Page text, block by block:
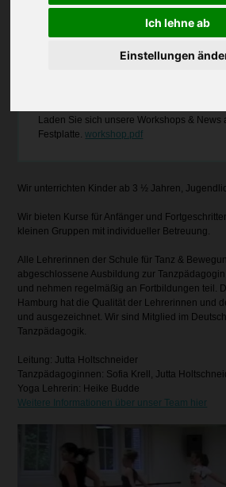
Ich lehne ab
Einstellungen
Rellingen Süd angekommen. Gegründet 1975
die Schule seit 1996 von der Tanzpädagogin
Unser Ballettsaal ist lichtdurchflutete 90 qm
und einem professionellen Harlequin
Laden Sie sich unsere Workshops & News
Festplatte.workshop.pdf
Wir unterrichten Kinder ab 3 ½ Jahren,
Wir bieten Kurse für Anfänger und
kleinen Gruppen mit individueller Betreuung.
Alle Lehrerinnen der Schule für Tanz &
abgeschlossene Ausbildung zur
und nehmen regelmäßig an Fortbildungen teil.
Hamburg hat die Qualität der Lehrerinnen und
und ausgezeichnet. Wir sind Mitglied im
Tanzpädagogik.
Leitung: Jutta Holtschneider
Tanzpädagoginnen: Sofia Krell, Jutta
Yoga Lehrerin: Heike Budde
Weitere Informationen über unser Team hier